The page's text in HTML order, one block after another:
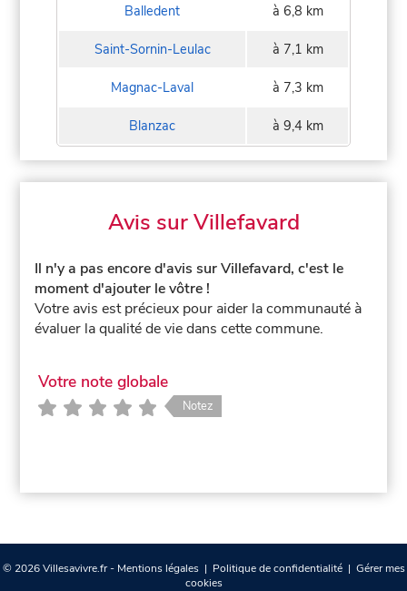
Balledent à 6,8 km
Saint-Sornin-Leulac à 7,1 km
Magnac-Laval à 7,3 km
Blanzac à 9,4 km
Avis sur Villefavard
Il n'y a pas encore d'avis sur Villefavard, c'est le
moment d'ajouter le vôtre !
Votre avis est précieux pour aider la communauté à
évaluer la qualité de vie dans cette commune.
Votre note globale
Notez
© 2026 Villesavivre.fr - Mentions légales| Politique de confidentialité| Gérer mes
cookies